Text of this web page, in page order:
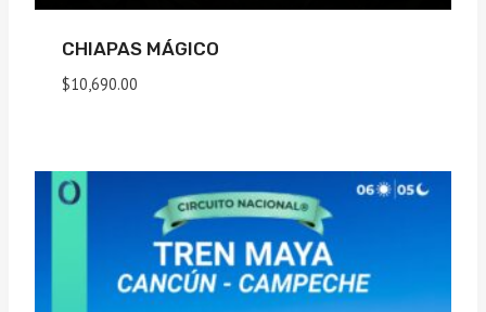
CHIAPAS MÁGICO
$10,690.00